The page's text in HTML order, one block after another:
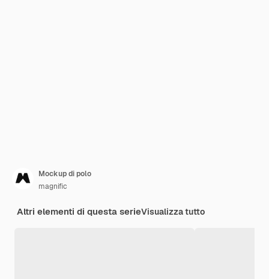
Mockup di polo
magnific
Altri elementi di questa serieVisualizza tutto